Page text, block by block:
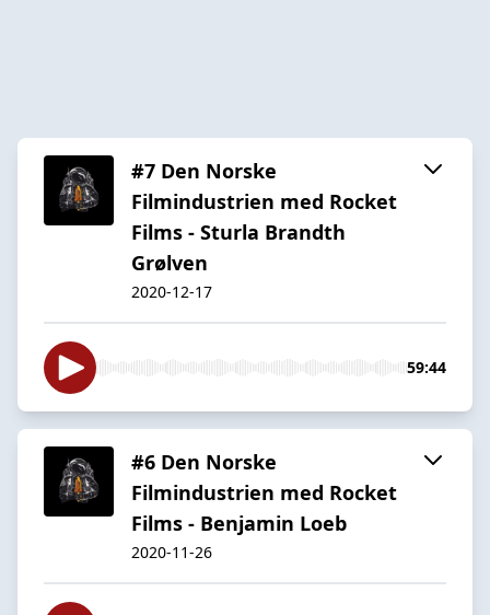
#7 Den Norske
Filmindustrien med Rocket
Films - Sturla Brandth
Grølven
2020-12-17
59:44
#6 Den Norske
Filmindustrien med Rocket
Films - Benjamin Loeb
2020-11-26